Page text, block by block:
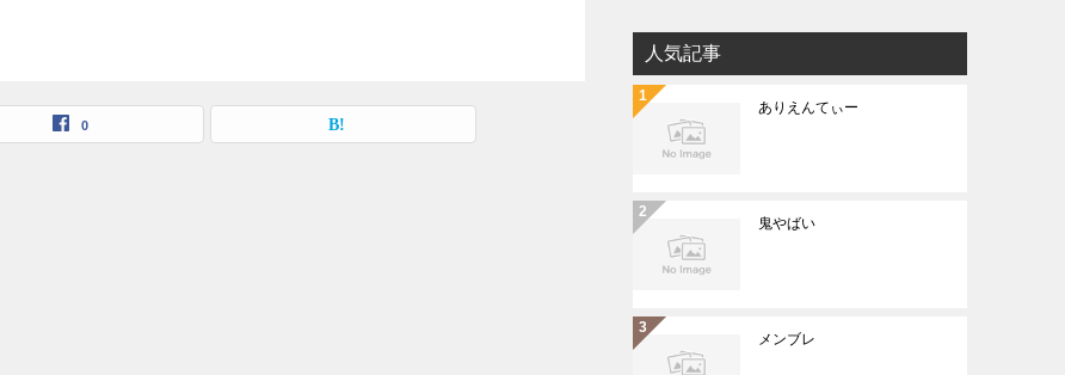
0
人気記事
ありえんてぃー
鬼やばい
メンブレ